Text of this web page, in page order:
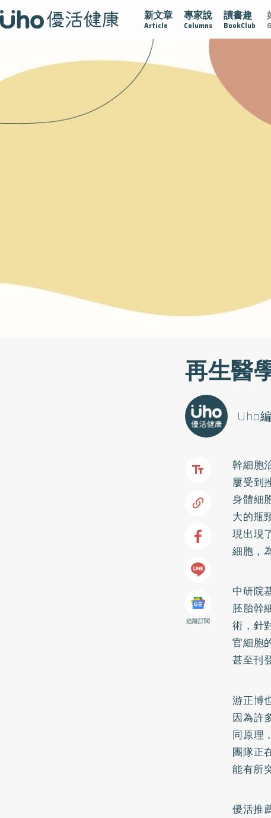
新文章
Article
專家說
Columns
讀書趣
BookClub
黏 守護腺在 疫情保衛戰 再生醫學 愛的未來視
再生醫
Uho
追蹤訂閱
幹細胞
屢受到
身體細
大的瓶
現出現
細胞，
中研院
胚胎幹
術，針
官細胞
甚至刊
游正博
因為許
同原理
團隊正
能有所
優活推